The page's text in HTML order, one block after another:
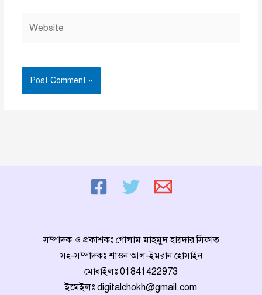
সম্পাদক ও প্রকাশকঃ গোলাম মাহমুদ হায়দার সিফাত
সহ-সম্পাদকঃ শাওন আল-ইমরান হোসাইন
মোবাইলঃ 01841422973
ইমেইলঃ digitalchokh@gmail.com